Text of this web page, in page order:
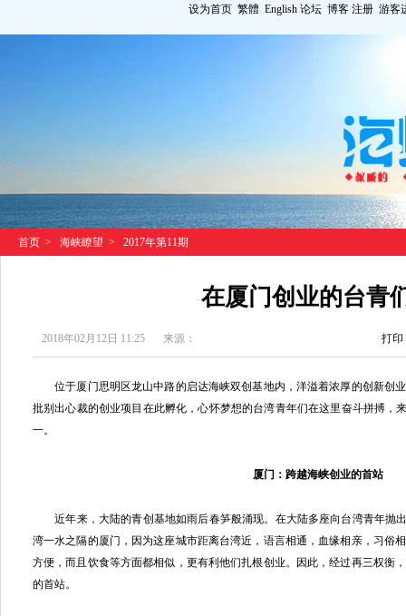
设为首页 繁體 English 论坛 博客 注册 游客
首页 > 海峡瞭望 > 2017年第11期
在厦门创业的台青
2018年02月12日 11:25 来源： 打印
位于厦门思明区龙山中路的启达海峡双创基地内，洋溢着浓厚的创新创
批别出心裁的创业项目在此孵化，心怀梦想的台湾青年们在这里奋斗拼搏，
一。
厦门：跨越海峡创业的首站
近年来，大陆的青创基地如雨后春笋般涌现。在大陆多座向台湾青年抛
湾一水之隔的厦门，因为这座城市距离台湾近，语言相通，血缘相亲，习俗
方便，而且饮食等方面都相似，更有利他们扎根创业。因此，经过再三权衡
的首站。